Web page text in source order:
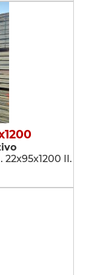
II.